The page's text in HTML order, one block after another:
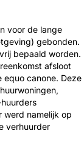
voor de lange
gebonden.
bepaald worden.
afsloot
equo cano­ne. Deze
werd namelijk op
verhuurder